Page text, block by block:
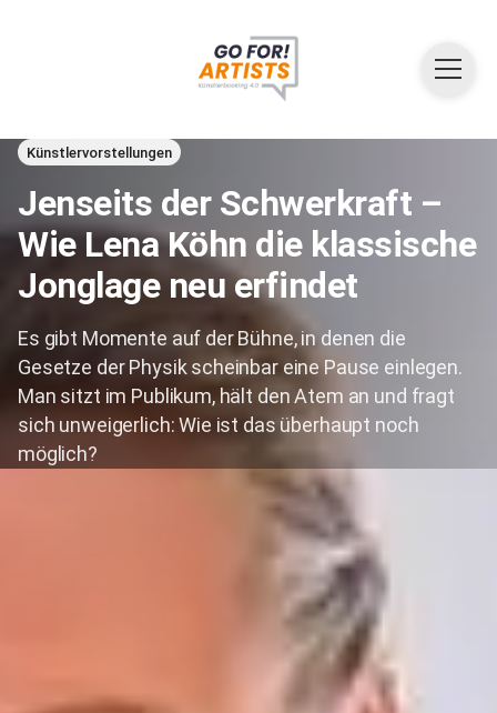
Künstlervorstellungen
Jenseits der Schwerkraft –
Wie Lena Köhn die klassische
Jonglage neu erfindet
Es gibt Momente auf der Bühne, in denen die
Gesetze der Physik scheinbar eine Pause einlegen.
Man sitzt im Publikum, hält den Atem an und fragt
sich unweigerlich: Wie ist das überhaupt noch
möglich?